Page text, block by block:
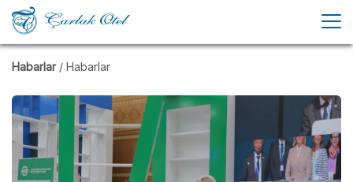
Habarlar / Habarlar